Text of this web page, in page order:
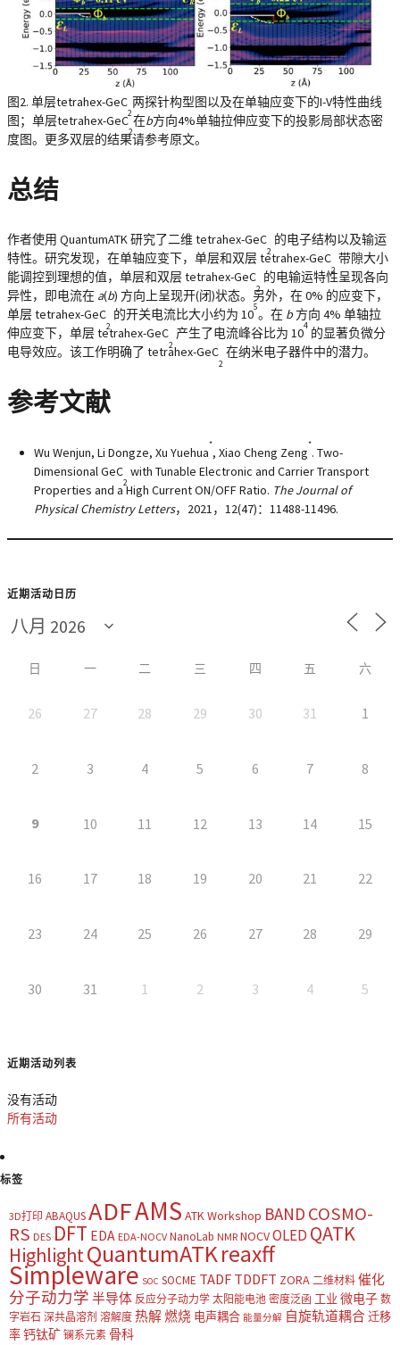
图2. 单层tetrahex-GeC
2
两探针构型图以及在单轴应变下的I-V特性曲线
图；单层tetrahex-GeC
2
在b方向4%单轴拉伸应变下的投影局部状态密
度图。更多双层的结果请参考原文。
总结
作者使用 QuantumATK 研究了二维 tetrahex-GeC
2
的电子结构以及输运
特性。研究发现，在单轴应变下，单层和双层 tetrahex-GeC
2
带隙大小
能调控到理想的值，单层和双层 tetrahex-GeC
2
的电输运特性呈现各向
异性，即电流在 a(b) 方向上呈现开(闭)状态。另外，在 0% 的应变下，
单层 tetrahex-GeC
2
的开关电流比大小约为 10
5
。在 b 方向 4% 单轴拉
伸应变下，单层 tetrahex-GeC
2
产生了电流峰谷比为 10
4
的显著负微分
电导效应。该工作明确了 tetrahex-GeC
2
在纳米电子器件中的潜力。
参考文献
Wu Wenjun, Li Dongze, Xu Yuehua
*
, Xiao Cheng Zeng
*
. Two-
Dimensional GeC
2
with Tunable Electronic and Carrier Transport
Properties and a High Current ON/OFF Ratio. The Journal of
Physical Chemistry Letters，2021， 12(47)：11488-11496.
近期活动日历
日 一 二 三 四 五 六
26 27 28 29 30 31 1
2 3 4 5 6 7 8
9 10 11 12 13 14 15
16 17 18 19 20 21 22
23 24 25 26 27 28 29
30 31 1 2 3 4 5
近期活动列表
没有活动
所有活动
标签
3D打印 ABAQUSADFAMS ATK Workshop BAND COSMO-
RS DES DFT EDA EDA-NOCV NanoLab NMR NOCVOLED QATK
HighlightQuantumATKreaxff
Simpleware SOC SOCME TADF TDDFT ZORA 二维材料 催化
分子动力学 半导体 反应分子动力学 太阳能电池 密度泛函 工业 微电子 数
字岩石 深共晶溶剂 溶解度 热解燃烧 电声耦合 能量分解 自旋轨道耦合迁移
率钙钛矿 镧系元素 骨科